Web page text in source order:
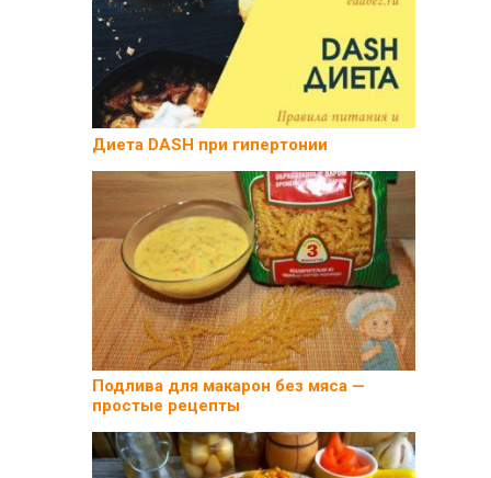
Диета DASH при гипертонии
Подлива для макарон без мяса —
простые рецепты